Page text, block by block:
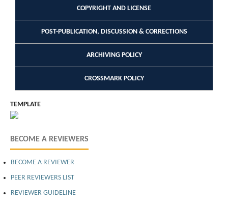
COPYRIGHT AND LICENSE
POST-PUBLICATION, DISCUSSION & CORRECTIONS
ARCHIVING POLICY
CROSSMARK POLICY
TEMPLATE
BECOME A REVIEWERS
BECOME A REVIEWER
PEER REVIEWERS LIST
REVIEWER GUIDELINE